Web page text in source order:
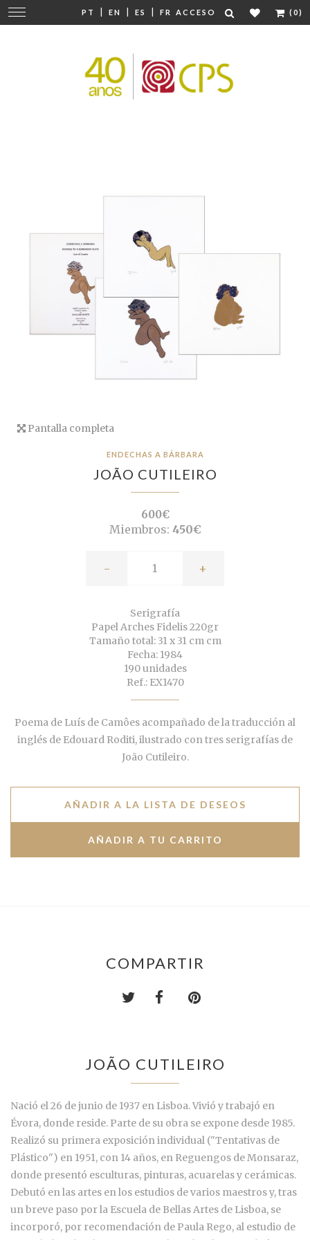
PT | EN | ES | FR ACCESO (0)
Cambiar
navegación
Pantalla completa
ENDECHAS A BÁRBARA
JOÃO CUTILEIRO
600€
Miembros: 450€
- +
Serigrafía
Papel Arches Fidelis 220gr
Tamaño total: 31 x 31 cm cm
Fecha: 1984
190 unidades
Ref.: EX1470
Poema de Luís de Camôes acompañado de la traducción al
inglés de Edouard Roditi, ilustrado con tres serigrafías de
João Cutileiro.
AÑADIR A LA LISTA DE DESEOS
COMPARTIR
JOÃO CUTILEIRO
Nació el 26 de junio de 1937 en Lisboa. Vivió y trabajó en
Évora, donde reside. Parte de su obra se expone desde 1985.
Realizó su primera exposición individual ("Tentativas de
Plástico") en 1951, con 14 años, en Reguengos de Monsaraz,
donde presentó esculturas, pinturas, acuarelas y cerámicas.
Debutó en las artes en los estudios de varios maestros y, tras
un breve paso por la Escuela de Bellas Artes de Lisboa, se
incorporó, por recomendación de Paula Rego, al estudio de